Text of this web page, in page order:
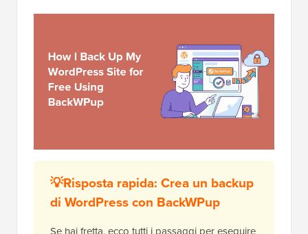
💡Risposta rapida: Crea un backup
di WordPress con BackWPup
Se hai fretta, ecco tutti i passaggi per eseguire